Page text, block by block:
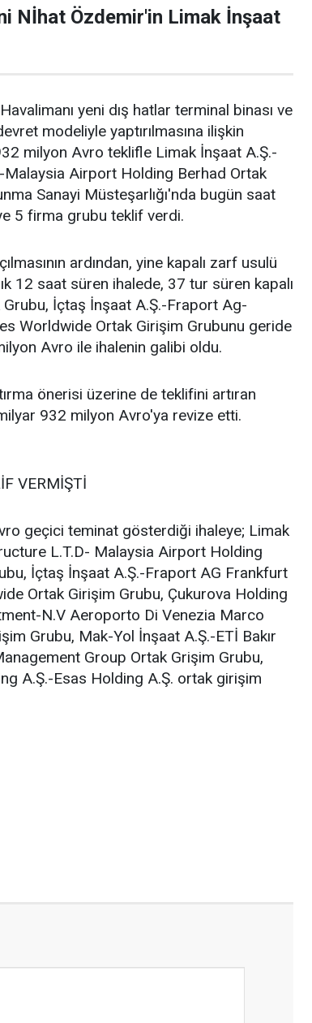
Nİhat Özdemir'in Limak İnşaat
yeni dış hatlar terminal binası ve
modeliyle yaptırılmasına ilişkin
milyon Avro teklifle Limak İnşaat A.Ş.-
Airport Holding Berhad Ortak
Sanayi Müsteşarlığı'nda bugün saat
5 firma grubu teklif verdi.
ardından, yine kapalı zarf usulü
12 saat süren ihalede, 37 tur süren kapalı
Grubu, İçtaş İnşaat A.Ş.-Fraport Ag-
Worldwide Ortak Girişim Grubunu geride
Avro ile ihalenin galibi oldu.
önerisi üzerine de teklifini artıran
932 milyon Avro'ya revize etti.
VERMİŞTİ
geçici teminat gösterdiği ihaleye; Limak
L.T.D- Malaysia Airport Holding
İçtaş İnşaat A.Ş.-Fraport AG Frankfurt
Ortak Girişim Grubu, Çukurova Holding
N.V Aeroporto Di Venezia Marco
Grubu, Mak-Yol İnşaat A.Ş.-ETİ Bakır
Group Ortak Grişim Grubu,
A.Ş.-Esas Holding A.Ş. ortak girişim